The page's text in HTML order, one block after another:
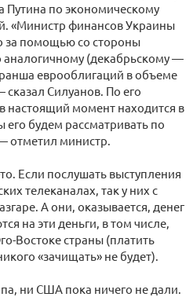
по экономическому
«Министр финансов Украины
за помощью со стороны
(декабрьскому —
еврооблигаций в объеме
Силуанов. По его
настоящий момент находится в
будем рассматривать по
отметил министр.
Если послушать выступления
телеканалах, так у них с
А они, оказывается, денег
на эти деньги, в том числе,
Востоке страны (платить
«зачищать» не будет).
ни США пока ничего не дали.